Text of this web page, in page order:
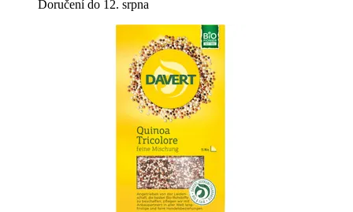
Doručení do 12. srpna